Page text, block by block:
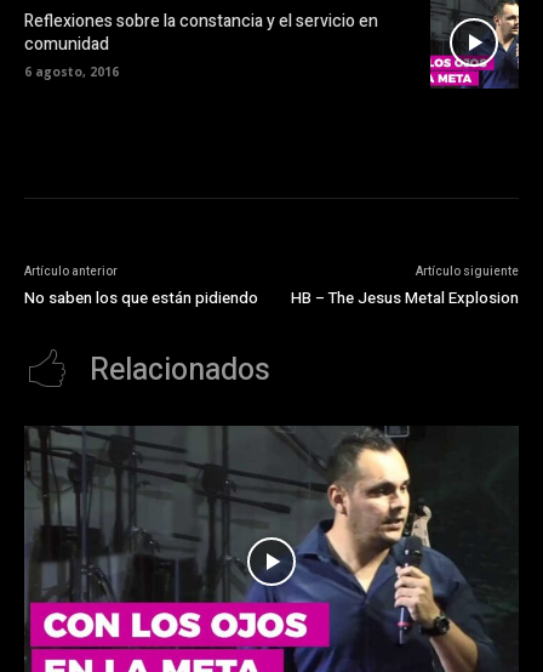
Reflexiones sobre la constancia y el servicio en
comunidad
6 agosto, 2016
Artículo anterior
No saben los que están pidiendo
Artículo siguiente
HB – The Jesus Metal Explosion
Relacionados